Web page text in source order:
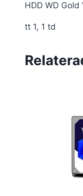
HDD WD
tt 1, 1 td